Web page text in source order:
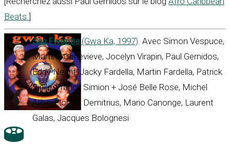
Beats ]
San Fwontie (Gwa Ka, 1997). Avec Simon Vespuce,
Martine Genevieve, Jocelyn Virapin, Paul Gernidos,
Eddy Negrit, Jacky Fardella, Martin Fardella, Patrick
Sipile, Franck Simion + José Belle Rose, Michel
Alibo, Florent Demitrius, Mario Canonge, Laurent
Galas, Jacques Bolognesi